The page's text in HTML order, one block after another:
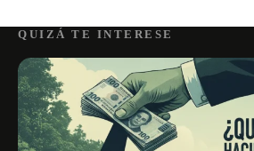
QUIZÁ TE INTERESE